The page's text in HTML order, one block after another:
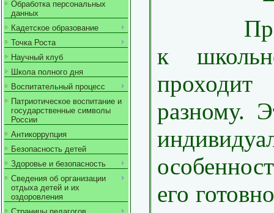
Обработка персональных
данных
Кадетское образование
Точка Роста
Научный клуб
Школа полного дня
Воспитательный процесс
Патриотическое воспитание и
государственные символы
России
Антикоррупция
Безопасность детей
Здоровье и безопасность
Сведения об организации
отдыха детей и их
оздоровления
к
разному.
его